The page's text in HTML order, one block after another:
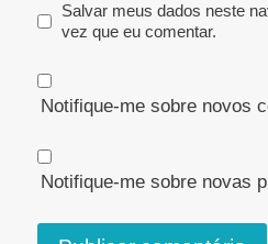
Salvar meus dados neste
vez que eu comentar.
Notifique-me sobre novos
Notifique-me sobre novas